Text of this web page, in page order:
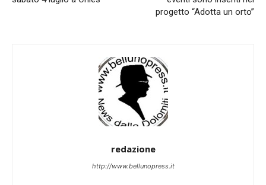
progetto “Adotta un orto”
redazione
http://www.bellunopress.it